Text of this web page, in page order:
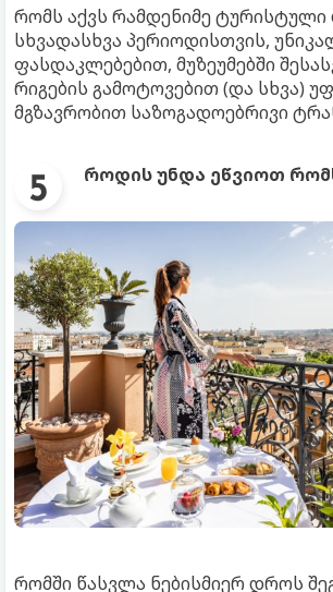
რომს აქვს რამდენიმე ტურისტული
სხვადასხვა პერიოდისთვის,
ფასდაკლებებით, მუზეუმებში
რიგების გამოტოვებით (და სხვა)
მგზავრობით საზოგადოებრივი
როდის უნდა ეწვიოთ
რომში წასვლა ნებისმიერ დროს